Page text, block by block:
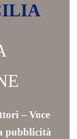
– Voce
pubblicità